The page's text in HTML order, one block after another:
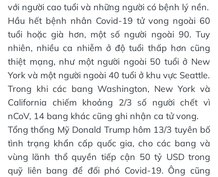
với người cao tuổi và những người có bệnh lý nền.
Hầu hết bệnh nhân Covid-19 tử vong ngoài 60
tuổi hoặc già hơn, một số người ngoài 90. Tuy
nhiên, nhiều ca nhiễm ở độ tuổi thấp hơn cũng
thiệt mạng, như một người ngoài 50 tuổi ở New
York và một người ngoài 40 tuổi ở khu vực Seattle.
Trong khi các bang Washington, New York và
California chiếm khoảng 2/3 số người chết vì
nCoV, 14 bang khác cũng ghi nhận ca tử vong.
Tổng thống Mỹ Donald Trump hôm 13/3 tuyên bố
tình trạng khẩn cấp quốc gia, cho các bang và
vùng lãnh thổ quyền tiếp cận 50 tỷ USD trong
quỹ liên bang để đối phó Covid-19. Ông cũng